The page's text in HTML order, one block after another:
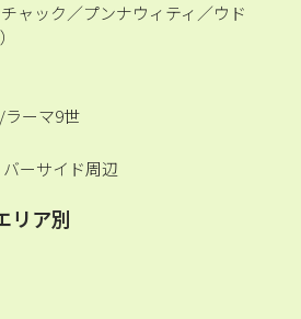
ャック／プンナウィティ／ウド
ーマ9世
ーサイド周辺
リア別